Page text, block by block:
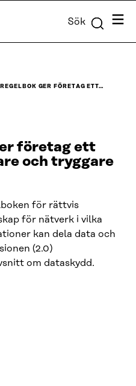
Sök Meny
GER FÖRETAG ETT…
företag ett
och tryggare
för rättvis
för nätverk i vilka
kan dela data och
(2.0)
om dataskydd.